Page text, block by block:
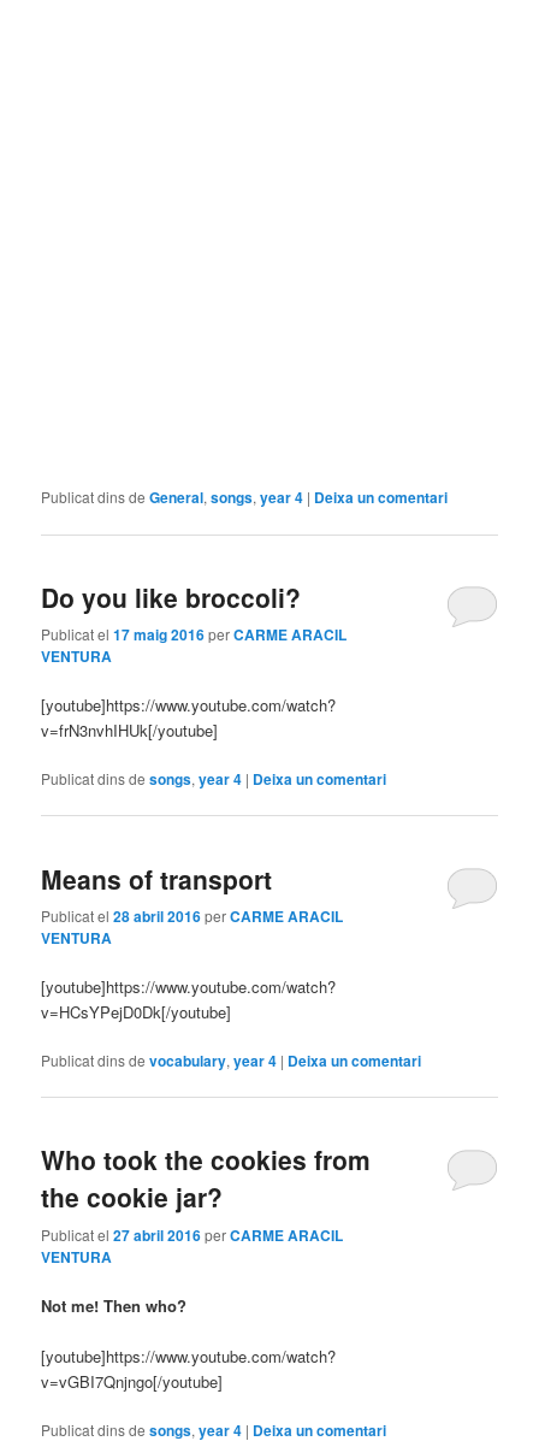
Publicat dins de General,songs,year 4 | Deixa un comentari
Do you like broccoli?
Publicat el17 maig 2016perCARME ARACIL
VENTURA
[youtube]https://www.youtube.com/watch?
v=frN3nvhIHUk[/youtube]
Publicat dins de songs,year 4 | Deixa un comentari
Means of transport
Publicat el28 abril 2016perCARME ARACIL
VENTURA
[youtube]https://www.youtube.com/watch?
v=HCsYPejD0Dk[/youtube]
Publicat dins de vocabulary,year 4 | Deixa un comentari
Who took the cookies from
the cookie jar?
Publicat el27 abril 2016perCARME ARACIL
VENTURA
Not me! Then who?
[youtube]https://www.youtube.com/watch?
v=vGBI7Qnjngo[/youtube]
Publicat dins de songs,year 4 | Deixa un comentari